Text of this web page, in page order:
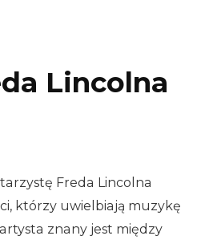
Lincolna
Freda Lincolna
którzy uwielbiają muzykę
znany jest między